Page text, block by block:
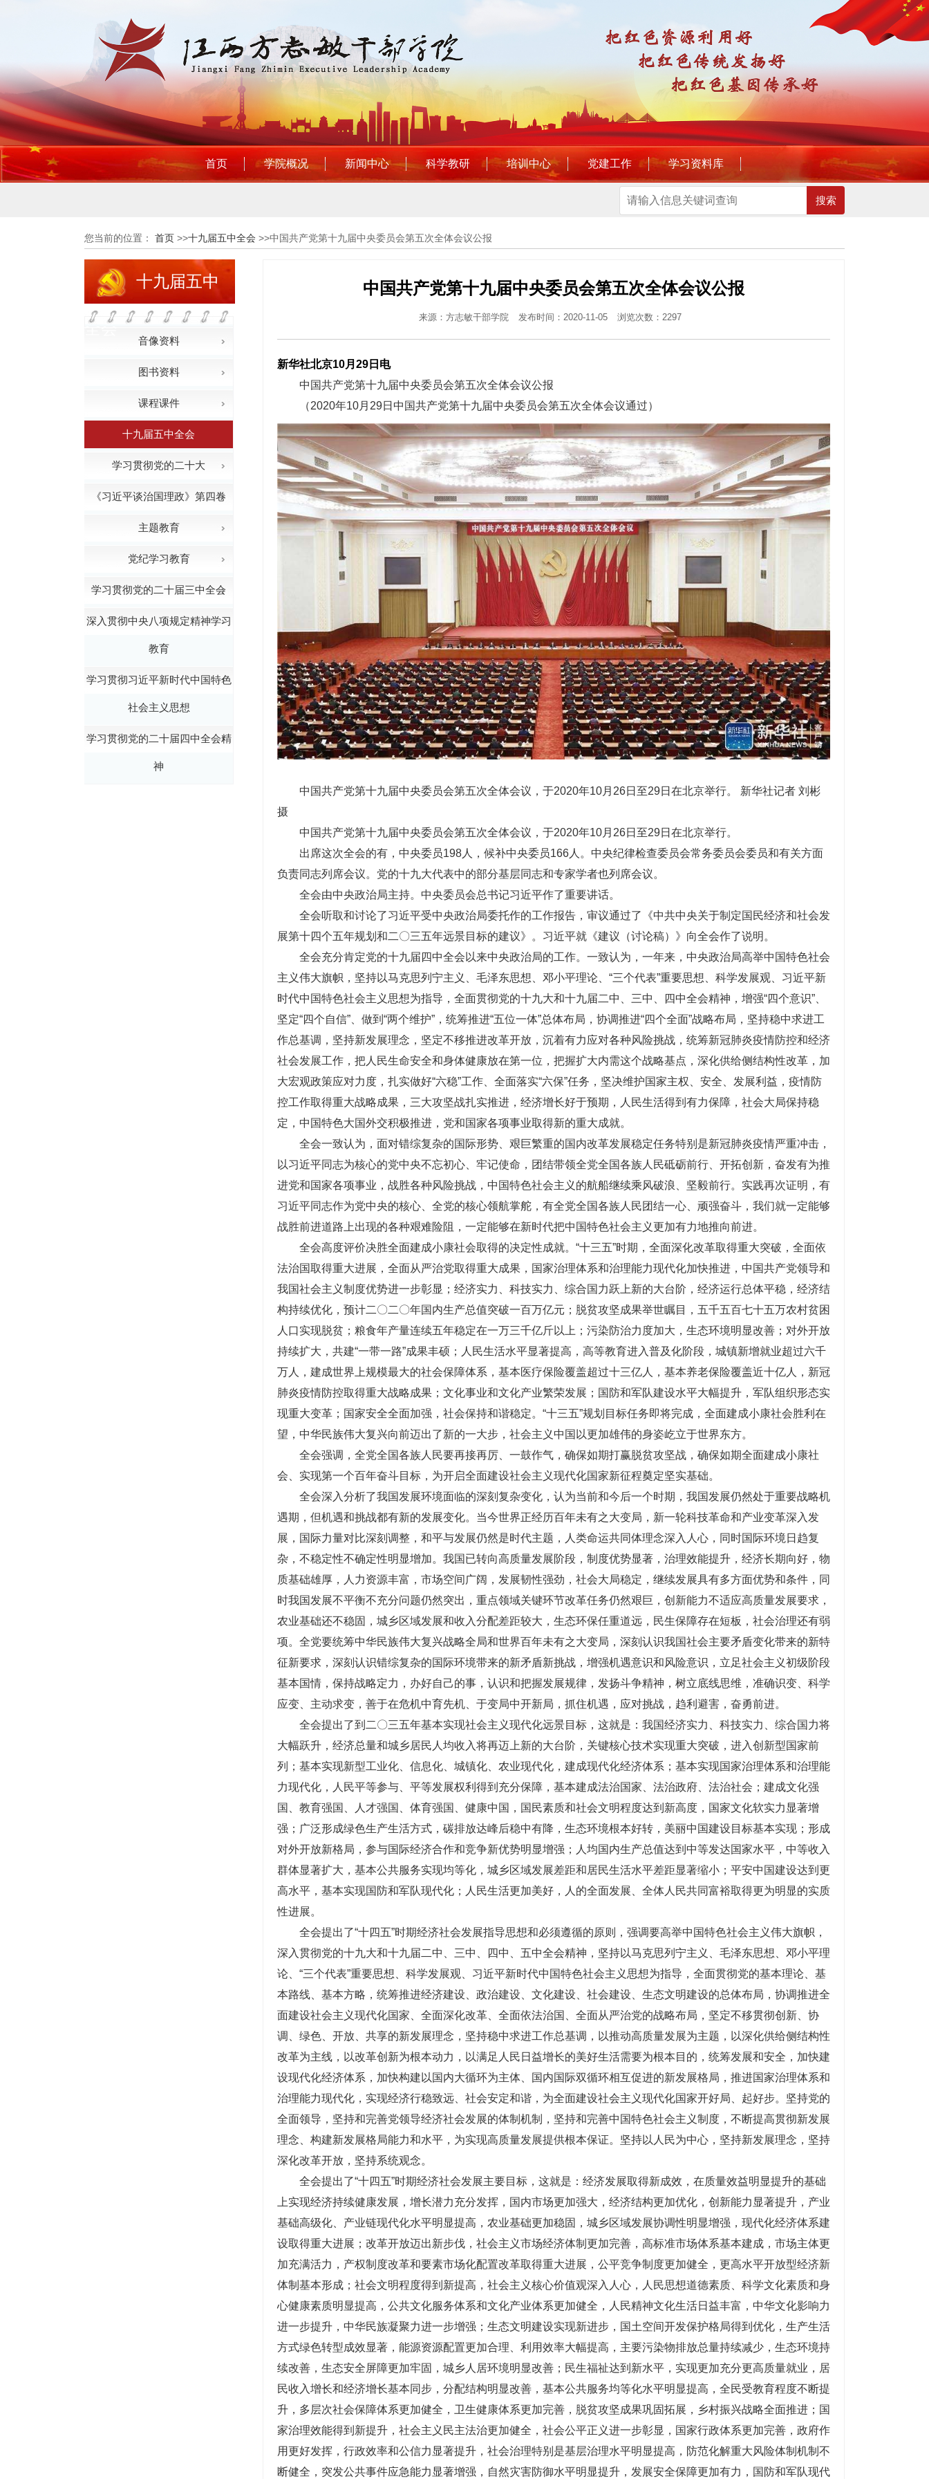
首页 学院概况 新闻中心 科学教研 培训中心 党建工作 学习资料库
搜索
您当前的位置： 首页 >>十九届五中全会 >>中国共产党第十九届中央委员会第五次全体会议公报
十九届五中
全会
音像资料
图书资料
课程课件
十九届五中全会
学习贯彻党的二十大
《习近平谈治国理政》第四卷
主题教育
党纪学习教育
学习贯彻党的二十届三中全会
深入贯彻中央八项规定精神学习
教育
学习贯彻习近平新时代中国特色
社会主义思想
学习贯彻党的二十届四中全会精
神
中国共产党第十九届中央委员会第五次全体会议公报
来源：方志敏干部学院 发布时间：2020-11-05 浏览次数：2297
新华社北京10月29日电
中国共产党第十九届中央委员会第五次全体会议公报
（2020年10月29日中国共产党第十九届中央委员会第五次全体会议通过）
中国共产党第十九届中央委员会第五次全体会议，于2020年10月26日至29日在北京举行。 新华社记者 刘彬
摄
中国共产党第十九届中央委员会第五次全体会议，于2020年10月26日至29日在北京举行。
出席这次全会的有，中央委员198人，候补中央委员166人。中央纪律检查委员会常务委员会委员和有关方面
负责同志列席会议。党的十九大代表中的部分基层同志和专家学者也列席会议。
全会由中央政治局主持。中央委员会总书记习近平作了重要讲话。
全会听取和讨论了习近平受中央政治局委托作的工作报告，审议通过了《中共中央关于制定国民经济和社会发
展第十四个五年规划和二〇三五年远景目标的建议》。习近平就《建议（讨论稿）》向全会作了说明。
全会充分肯定党的十九届四中全会以来中央政治局的工作。一致认为，一年来，中央政治局高举中国特色社会
主义伟大旗帜，坚持以马克思列宁主义、毛泽东思想、邓小平理论、“三个代表”重要思想、科学发展观、习近平新
时代中国特色社会主义思想为指导，全面贯彻党的十九大和十九届二中、三中、四中全会精神，增强“四个意识”、
坚定“四个自信”、做到“两个维护”，统筹推进“五位一体”总体布局，协调推进“四个全面”战略布局，坚持稳中求进工
作总基调，坚持新发展理念，坚定不移推进改革开放，沉着有力应对各种风险挑战，统筹新冠肺炎疫情防控和经济
社会发展工作，把人民生命安全和身体健康放在第一位，把握扩大内需这个战略基点，深化供给侧结构性改革，加
大宏观政策应对力度，扎实做好“六稳”工作、全面落实“六保”任务，坚决维护国家主权、安全、发展利益，疫情防
控工作取得重大战略成果，三大攻坚战扎实推进，经济增长好于预期，人民生活得到有力保障，社会大局保持稳
定，中国特色大国外交积极推进，党和国家各项事业取得新的重大成就。
全会一致认为，面对错综复杂的国际形势、艰巨繁重的国内改革发展稳定任务特别是新冠肺炎疫情严重冲击，
以习近平同志为核心的党中央不忘初心、牢记使命，团结带领全党全国各族人民砥砺前行、开拓创新，奋发有为推
进党和国家各项事业，战胜各种风险挑战，中国特色社会主义的航船继续乘风破浪、坚毅前行。实践再次证明，有
习近平同志作为党中央的核心、全党的核心领航掌舵，有全党全国各族人民团结一心、顽强奋斗，我们就一定能够
战胜前进道路上出现的各种艰难险阻，一定能够在新时代把中国特色社会主义更加有力地推向前进。
全会高度评价决胜全面建成小康社会取得的决定性成就。“十三五”时期，全面深化改革取得重大突破，全面依
法治国取得重大进展，全面从严治党取得重大成果，国家治理体系和治理能力现代化加快推进，中国共产党领导和
我国社会主义制度优势进一步彰显；经济实力、科技实力、综合国力跃上新的大台阶，经济运行总体平稳，经济结
构持续优化，预计二〇二〇年国内生产总值突破一百万亿元；脱贫攻坚成果举世瞩目，五千五百七十五万农村贫困
人口实现脱贫；粮食年产量连续五年稳定在一万三千亿斤以上；污染防治力度加大，生态环境明显改善；对外开放
持续扩大，共建“一带一路”成果丰硕；人民生活水平显著提高，高等教育进入普及化阶段，城镇新增就业超过六千
万人，建成世界上规模最大的社会保障体系，基本医疗保险覆盖超过十三亿人，基本养老保险覆盖近十亿人，新冠
肺炎疫情防控取得重大战略成果；文化事业和文化产业繁荣发展；国防和军队建设水平大幅提升，军队组织形态实
现重大变革；国家安全全面加强，社会保持和谐稳定。“十三五”规划目标任务即将完成，全面建成小康社会胜利在
望，中华民族伟大复兴向前迈出了新的一大步，社会主义中国以更加雄伟的身姿屹立于世界东方。
全会强调，全党全国各族人民要再接再厉、一鼓作气，确保如期打赢脱贫攻坚战，确保如期全面建成小康社
会、实现第一个百年奋斗目标，为开启全面建设社会主义现代化国家新征程奠定坚实基础。
全会深入分析了我国发展环境面临的深刻复杂变化，认为当前和今后一个时期，我国发展仍然处于重要战略机
遇期，但机遇和挑战都有新的发展变化。当今世界正经历百年未有之大变局，新一轮科技革命和产业变革深入发
展，国际力量对比深刻调整，和平与发展仍然是时代主题，人类命运共同体理念深入人心，同时国际环境日趋复
杂，不稳定性不确定性明显增加。我国已转向高质量发展阶段，制度优势显著，治理效能提升，经济长期向好，物
质基础雄厚，人力资源丰富，市场空间广阔，发展韧性强劲，社会大局稳定，继续发展具有多方面优势和条件，同
时我国发展不平衡不充分问题仍然突出，重点领域关键环节改革任务仍然艰巨，创新能力不适应高质量发展要求，
农业基础还不稳固，城乡区域发展和收入分配差距较大，生态环保任重道远，民生保障存在短板，社会治理还有弱
项。全党要统筹中华民族伟大复兴战略全局和世界百年未有之大变局，深刻认识我国社会主要矛盾变化带来的新特
征新要求，深刻认识错综复杂的国际环境带来的新矛盾新挑战，增强机遇意识和风险意识，立足社会主义初级阶段
基本国情，保持战略定力，办好自己的事，认识和把握发展规律，发扬斗争精神，树立底线思维，准确识变、科学
应变、主动求变，善于在危机中育先机、于变局中开新局，抓住机遇，应对挑战，趋利避害，奋勇前进。
全会提出了到二〇三五年基本实现社会主义现代化远景目标，这就是：我国经济实力、科技实力、综合国力将
大幅跃升，经济总量和城乡居民人均收入将再迈上新的大台阶，关键核心技术实现重大突破，进入创新型国家前
列；基本实现新型工业化、信息化、城镇化、农业现代化，建成现代化经济体系；基本实现国家治理体系和治理能
力现代化，人民平等参与、平等发展权利得到充分保障，基本建成法治国家、法治政府、法治社会；建成文化强
国、教育强国、人才强国、体育强国、健康中国，国民素质和社会文明程度达到新高度，国家文化软实力显著增
强；广泛形成绿色生产生活方式，碳排放达峰后稳中有降，生态环境根本好转，美丽中国建设目标基本实现；形成
对外开放新格局，参与国际经济合作和竞争新优势明显增强；人均国内生产总值达到中等发达国家水平，中等收入
群体显著扩大，基本公共服务实现均等化，城乡区域发展差距和居民生活水平差距显著缩小；平安中国建设达到更
高水平，基本实现国防和军队现代化；人民生活更加美好，人的全面发展、全体人民共同富裕取得更为明显的实质
性进展。
全会提出了“十四五”时期经济社会发展指导思想和必须遵循的原则，强调要高举中国特色社会主义伟大旗帜，
深入贯彻党的十九大和十九届二中、三中、四中、五中全会精神，坚持以马克思列宁主义、毛泽东思想、邓小平理
论、“三个代表”重要思想、科学发展观、习近平新时代中国特色社会主义思想为指导，全面贯彻党的基本理论、基
本路线、基本方略，统筹推进经济建设、政治建设、文化建设、社会建设、生态文明建设的总体布局，协调推进全
面建设社会主义现代化国家、全面深化改革、全面依法治国、全面从严治党的战略布局，坚定不移贯彻创新、协
调、绿色、开放、共享的新发展理念，坚持稳中求进工作总基调，以推动高质量发展为主题，以深化供给侧结构性
改革为主线，以改革创新为根本动力，以满足人民日益增长的美好生活需要为根本目的，统筹发展和安全，加快建
设现代化经济体系，加快构建以国内大循环为主体、国内国际双循环相互促进的新发展格局，推进国家治理体系和
治理能力现代化，实现经济行稳致远、社会安定和谐，为全面建设社会主义现代化国家开好局、起好步。坚持党的
全面领导，坚持和完善党领导经济社会发展的体制机制，坚持和完善中国特色社会主义制度，不断提高贯彻新发展
理念、构建新发展格局能力和水平，为实现高质量发展提供根本保证。坚持以人民为中心，坚持新发展理念，坚持
深化改革开放，坚持系统观念。
全会提出了“十四五”时期经济社会发展主要目标，这就是：经济发展取得新成效，在质量效益明显提升的基础
上实现经济持续健康发展，增长潜力充分发挥，国内市场更加强大，经济结构更加优化，创新能力显著提升，产业
基础高级化、产业链现代化水平明显提高，农业基础更加稳固，城乡区域发展协调性明显增强，现代化经济体系建
设取得重大进展；改革开放迈出新步伐，社会主义市场经济体制更加完善，高标准市场体系基本建成，市场主体更
加充满活力，产权制度改革和要素市场化配置改革取得重大进展，公平竞争制度更加健全，更高水平开放型经济新
体制基本形成；社会文明程度得到新提高，社会主义核心价值观深入人心，人民思想道德素质、科学文化素质和身
心健康素质明显提高，公共文化服务体系和文化产业体系更加健全，人民精神文化生活日益丰富，中华文化影响力
进一步提升，中华民族凝聚力进一步增强；生态文明建设实现新进步，国土空间开发保护格局得到优化，生产生活
方式绿色转型成效显著，能源资源配置更加合理、利用效率大幅提高，主要污染物排放总量持续减少，生态环境持
续改善，生态安全屏障更加牢固，城乡人居环境明显改善；民生福祉达到新水平，实现更加充分更高质量就业，居
民收入增长和经济增长基本同步，分配结构明显改善，基本公共服务均等化水平明显提高，全民受教育程度不断提
升，多层次社会保障体系更加健全，卫生健康体系更加完善，脱贫攻坚成果巩固拓展，乡村振兴战略全面推进；国
家治理效能得到新提升，社会主义民主法治更加健全，社会公平正义进一步彰显，国家行政体系更加完善，政府作
用更好发挥，行政效率和公信力显著提升，社会治理特别是基层治理水平明显提高，防范化解重大风险体制机制不
断健全，突发公共事件应急能力显著增强，自然灾害防御水平明显提升，发展安全保障更加有力，国防和军队现代